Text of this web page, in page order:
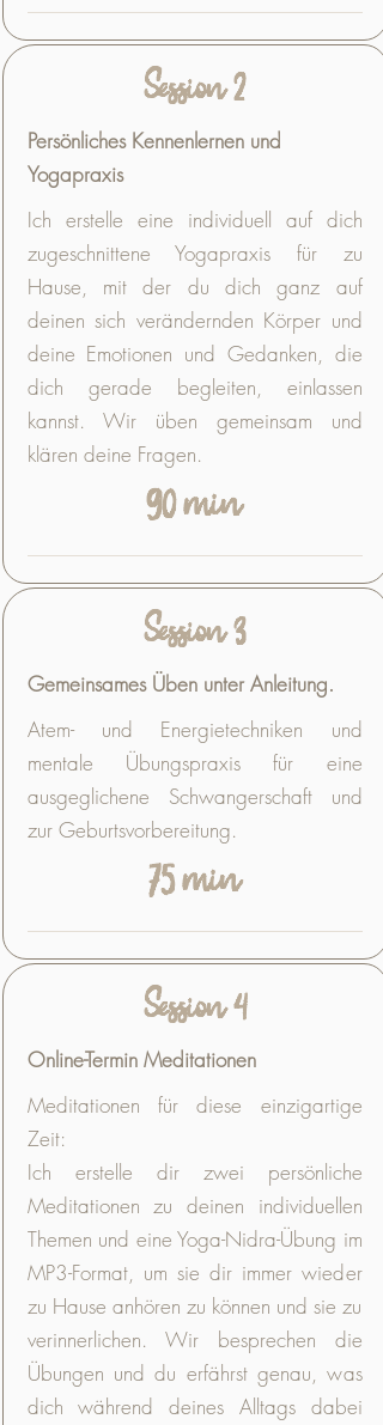
Session 2
Persönliches Kennenlernen und
Yogapraxis
Ich erstelle eine individuell auf dich
zugeschnittene Yogapraxis für zu
Hause, mit der du dich ganz auf
deinen sich verändernden Körper und
deine Emotionen und Gedanken, die
dich gerade begleiten, einlassen
kannst. Wir üben gemeinsam und
klären deine Fragen.
90 min
Session 3
Gemeinsames Üben unter Anleitung.
Atem- und Energietechniken und
mentale Übungspraxis für eine
ausgeglichene Schwangerschaft und
zur Geburtsvorbereitung.
75 min
Session 4
Online-Termin Meditationen
Meditationen für diese einzigartige
Zeit:
Ich erstelle dir zwei persönliche
Meditationen zu deinen individuellen
Themen und eine Yoga-Nidra-Übung im
MP3-Format, um sie dir immer wieder
zu Hause anhören zu können und sie zu
verinnerlichen. Wir besprechen die
Übungen und du erfährst genau, was
dich während deines Alltags dabei